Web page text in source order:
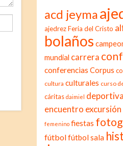
acd jeyma
ajedrez Feria del Cristo
bolaños
mundial carrera
conferencias Corpus
cultura culturales curso
cáritas daimiel
encuentro excursión
femenino fiestas
fútbolfútbol sala